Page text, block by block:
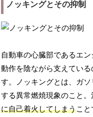
ノッキングとその抑制
自動車の心臓部であるエ
動作を陰ながら支えてい
す。ノッキングとは、ガ
する異常燃焼現象のこと。
に自己着火してしまうこ